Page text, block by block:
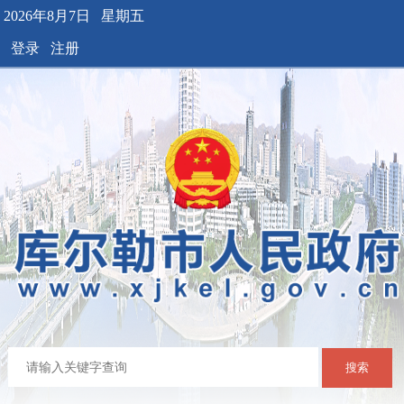
2026年8月7日 星期五
登录 注册
搜索